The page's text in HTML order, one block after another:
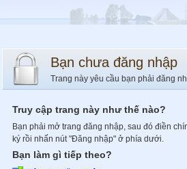
Bạn chưa đăng nhập
Trang này yêu cầu bạn phải đăng
Truy cập trang này như thế nào?
Bạn phải mở trang đăng nhập, sau đó điền
ký rồi nhấn nút "Đăng nhập" ở phía dưới.
Bạn làm gì tiếp theo?